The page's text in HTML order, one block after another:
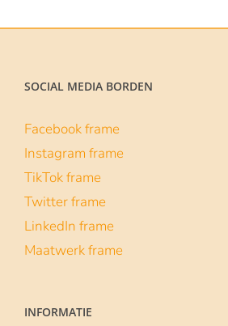
SOCIAL MEDIA BORDEN
Facebook frame
Instagram frame
TikTok frame
Twitter frame
LinkedIn frame
Maatwerk frame
INFORMATIE